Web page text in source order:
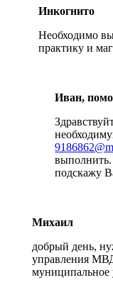
Инкогнито
Необходимо
практику и
Иван,
подскажу
Михаил
добрый день,
управления
муниципальное